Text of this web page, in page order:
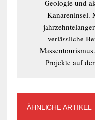
Geologie und
Kanareninsel.
verlässliche
Projekte auf
ÄHNLICHE ARTIKEL